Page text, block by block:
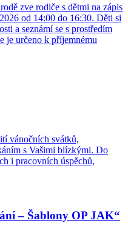
zve rodiče s dětmi na zápis
od 14:00 do 16:30. Děti si
a seznámí se s prostředím
je určeno k příjemnému
vánočních svátků,
s Vašimi blízkými. Do
i pracovních úspěchů,
– Šablony OP JAK“